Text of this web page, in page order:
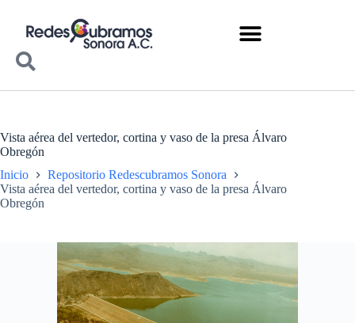
Vista aérea del vertedor, cortina y vaso de la presa Álvaro
Obregón
Inicio
Repositorio Redescubramos Sonora
Vista aérea del vertedor, cortina y vaso de la presa Álvaro
Obregón